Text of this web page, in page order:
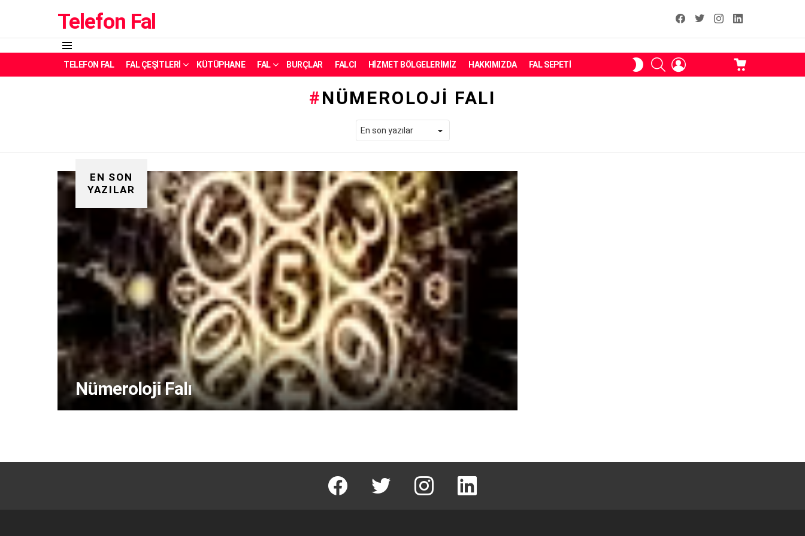
Telefon Fal facebook
T instagramLinkedin Fal
Menü
TELEFON FAL FAL ÇEŞITLERI KÜTÜPHANE FAL BURÇLAR FALCI HIZMET BÖLGELERIMIZ HAKKIMIZDA FAL SEPETI
SKIN
ANAHTARI
ARAMA
NÜMEROLOJI FALI
EN SON
YAZILAR
Nümeroloji Falı
facebook T instagram Linkedin Fal